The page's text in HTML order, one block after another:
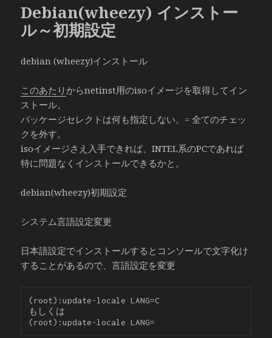
ー
Debian(wheezy) インストー
ル～初期設定
debian (wheezy)インストール
このあたり からnetinst用のisoイメージを取得してイン
ストール。
パッケージセレクトは何も指定しない。= 全てのチェッ
クを外す。
isoイメージさえ入手できれば、INTEL系のPCであれば
特に問題なくインストールできるかと。
debian(wheezy)初期設定
システム言語設定変更
日本語設定でインストールするとコンソールで文字化け
することがあるので、言語設定を変更
(root):update-locale LANG=C
もしくは